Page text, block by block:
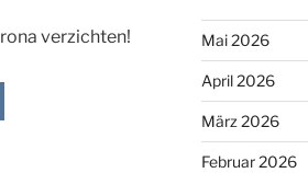
verzichten! Mai 2026
April 2026
März 2026
Februar 2026